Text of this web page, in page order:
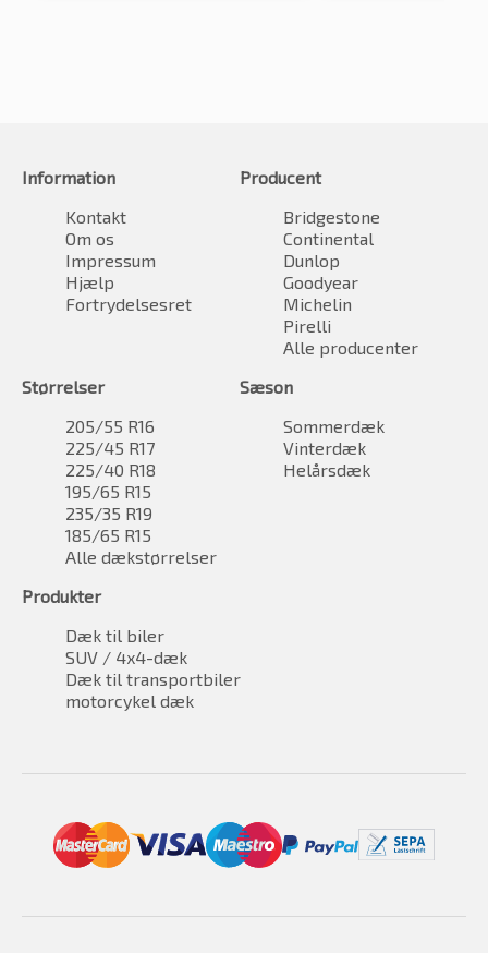
Information
Kontakt
Om os
Impressum
Hjælp
Fortrydelsesret
Producent
Bridgestone
Continental
Dunlop
Goodyear
Michelin
Pirelli
Alle producenter
Størrelser
205/55 R16
225/45 R17
225/40 R18
195/65 R15
235/35 R19
185/65 R15
Alle dækstørrelser
Sæson
Sommerdæk
Vinterdæk
Helårsdæk
Produkter
Dæk til biler
SUV / 4x4-dæk
Dæk til transportbiler
motorcykel dæk